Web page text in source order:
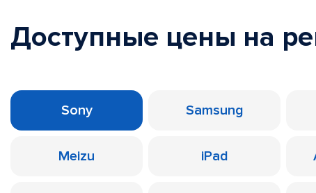
Доступные цены на
Sony Samsung
Meizu iPad